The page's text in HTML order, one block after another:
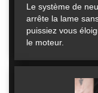
Le système de
arrête la lame
puissiez vous
le moteur.